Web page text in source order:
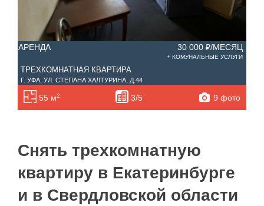
Лоджий
Не первый
Не последний
Планировка
Мебель
Стиральная машина
АРЕНДА 30 000 ₽/МЕСЯЦ
+ КОМУНАЛЬНЫЕ УСЛУГИ
ТРЕХКОМНАТНАЯ КВАРТИРА
Г. УФА, УЛ. СТЕПАНА ХАЛТУРИНА, Д.44
55 м2 3/5 9 фото
Снять трехкомнатную
квартиру в Екатеринбурге
и в Свердловской области